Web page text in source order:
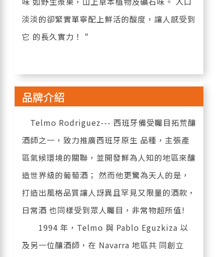
淡淡的卻緊實單寧配上鮮活的酸度，讓人感受到
它 的長久實力！ "
品牌介紹
Telmo Rodriguez--- 西班牙備受矚目拓荒釀
酒師之一，致力推廣西班牙原生 品種，主張產
區氣候環境的關聯，並開發鮮為人知的地區來釀
造世界級的葡萄酒； 然而他更驚為天人的是，
打造出風格品質讓人訝異且罕見又限量的酒款，
日常酒 也同樣受到眾人矚目，非常物超所值!
1994 年，Telmo 與 Pablo Eguzkiza 以
及另一位釀酒師，在 Navarra 地區共 同創立